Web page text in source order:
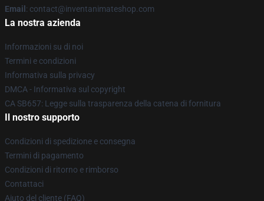
Email : contact@inventanimateshop.com
La nostra azienda
Informazioni su di noi
Termini e condizioni
Informativa sulla privacy
DMCA - Informativa sul copyright
CA SB657: Legge sulla trasparenza della catena di fornitura
Il nostro supporto
Condizioni di spedizione e consegna
Termini di pagamento
Condizioni di ritorno e rimborso
Contattaci
Aiuto del cliente (FAQ)